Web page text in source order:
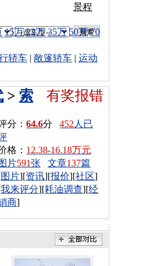
景程
15万 22万 35万 50万 70
轿车 | 敞篷轿车 | 运动
有奖报错
> 索
分：64.6分452 人已
格： 12.38-16.18万元
片591张 文章137篇
图片][资讯][报价][社区]
我来评分][耗油调查][经
商]